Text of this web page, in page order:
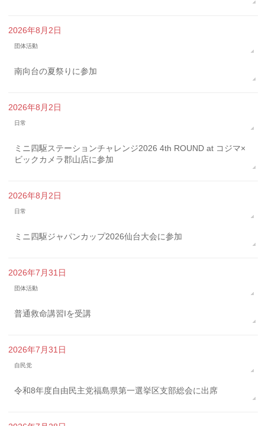
2026年8月2日
団体活動
南向台の夏祭りに参加
2026年8月2日
日常
ミニ四駆ステーションチャレンジ2026 4th ROUND at コジマ×
ビックカメラ郡山店に参加
2026年8月2日
日常
ミニ四駆ジャパンカップ2026仙台大会に参加
2026年7月31日
団体活動
普通救命講習Iを受講
2026年7月31日
自民党
令和8年度自由民主党福島県第一選挙区支部総会に出席